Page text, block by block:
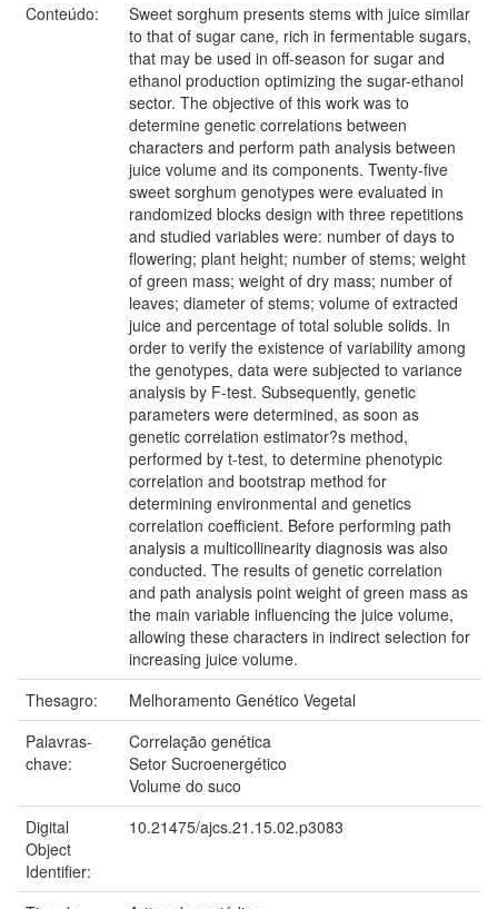
Conteúdo:
Sweet sorghum presents stems with juice similar
to that of sugar cane, rich in fermentable sugars,
that may be used in off-season for sugar and
ethanol production optimizing the sugar-ethanol
sector. The objective of this work was to
determine genetic correlations between
characters and perform path analysis between
juice volume and its components. Twenty-five
sweet sorghum genotypes were evaluated in
randomized blocks design with three repetitions
and studied variables were: number of days to
flowering; plant height; number of stems; weight
of green mass; weight of dry mass; number of
leaves; diameter of stems; volume of extracted
juice and percentage of total soluble solids. In
order to verify the existence of variability among
the genotypes, data were subjected to variance
analysis by F-test. Subsequently, genetic
parameters were determined, as soon as
genetic correlation estimator?s method,
performed by t-test, to determine phenotypic
correlation and bootstrap method for
determining environmental and genetics
correlation coefficient. Before performing path
analysis a multicollinearity diagnosis was also
conducted. The results of genetic correlation
and path analysis point weight of green mass as
the main variable influencing the juice volume,
allowing these characters in indirect selection for
increasing juice volume.
Thesagro:
Melhoramento Genético Vegetal
Palavras-
chave:
Correlação genética
Setor Sucroenergético
Volume do suco
Digital
Object
Identifier:
10.21475/ajcs.21.15.02.p3083